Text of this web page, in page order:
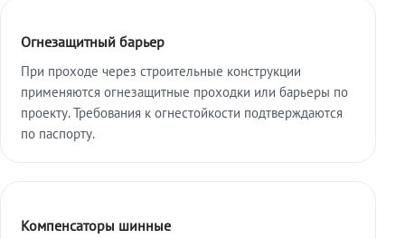
Огнезащитный барьер
При проходе через строительные конструкции
применяются огнезащитные проходки или барьеры по
проекту. Требования к огнестойкости подтверждаются
по паспорту.
Компенсаторы шинные